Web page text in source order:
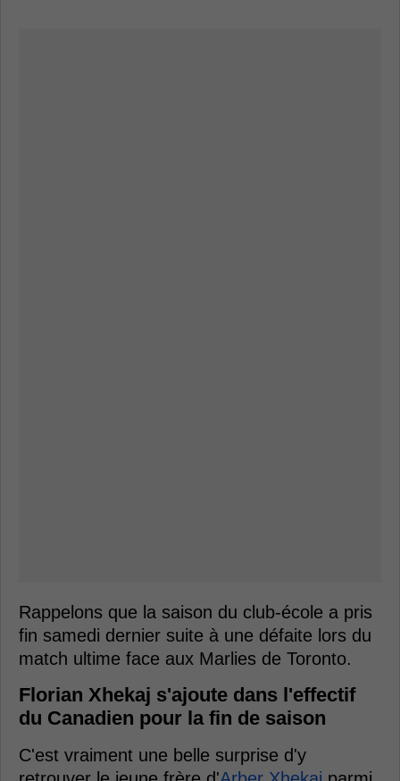
Rappelons que la saison du club-école a pris
fin samedi dernier suite à une défaite lors du
match ultime face aux Marlies de Toronto.
Florian Xhekaj s'ajoute dans l'effectif
du Canadien pour la fin de saison
C'est vraiment une belle surprise d'y